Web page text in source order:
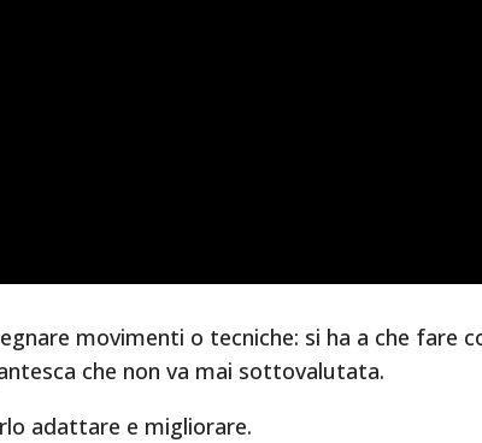
movimenti o tecniche: si ha a che fare
che non va mai sottovalutata.
adattare e migliorare.